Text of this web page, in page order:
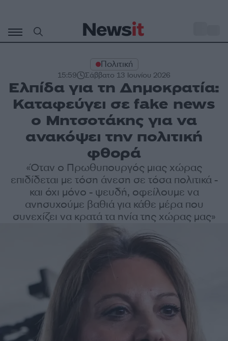
περιεχόμενο
Πολιτική
15:59 Σάββατο 13 Ιουνίου 2026
Ελπίδα για τη Δημοκρατία:
Καταφεύγει σε fake news
ο Μητσοτάκης για να
ανακόψει την πολιτική
φθορά
«Όταν ο Πρωθυπουργός μιας χώρας
επιδίδεται με τόση άνεση σε τόσα πολιτικά -
και όχι μόνο - ψευδή, οφείλουμε να
ανησυχούμε βαθιά για κάθε μέρα που
συνεχίζει να κρατά τα ηνία της χώρας μας»